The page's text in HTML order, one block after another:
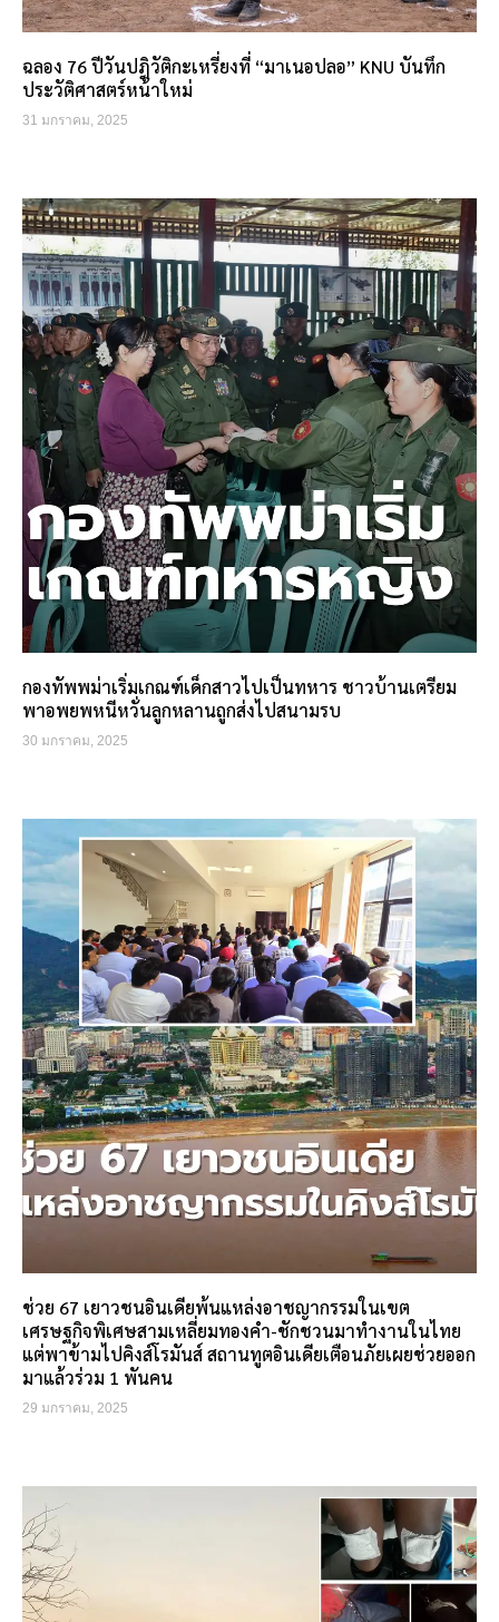
ฉลอง 76 ปีวันปฎิวัติกะเหรี่ยงที่ “มาเนอปลอ” KNU บันทึก
ประวัติศาสตร์หน้าใหม่
31 มกราคม, 2025
กองทัพพม่าเริ่มเกณฑ์เด็กสาวไปเป็นทหาร ชาวบ้านเตรียม
พาอพยพหนีหวั่นลูกหลานถูกส่งไปสนามรบ
30 มกราคม, 2025
ช่วย 67 เยาวชนอินเดียพ้นแหล่งอาชญากรรมในเขต
เศรษฐกิจพิเศษสามเหลี่ยมทองคำ-ชักชวนมาทำงานในไทย
แต่พาข้ามไปคิงส์โรมันส์ สถานทูตอินเดียเตือนภัยเผยช่วยออก
มาแล้วร่วม 1 พันคน
29 มกราคม, 2025